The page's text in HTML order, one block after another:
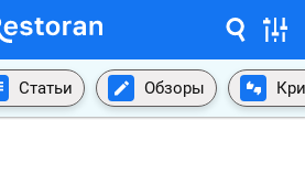
Статьи Обзоры